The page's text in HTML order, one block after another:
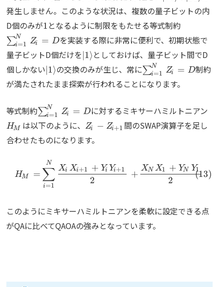
発生しません。このような状況は、複数の量子ビットの内
D個のみが1
1 となるように制限をもたせる等式制約
∑i=1
N Zi = Dを実装する際に非常に便利で、初期状態で
量子ビットD個だけを\ket{1}
1⟩としておけば、量子ビット間でD
個しかない\ket{1}
1⟩の交換のみが生じ、常に∑i=1
N Zi = D制約
が満たされたまま探索が行われることになります。
等式制約\sum_{i=1}^NZ_i=D
∑i=1
N Zi = Dに対するミキサーハミルトニアン
HM は以下のように、 Z_i-
Z_{i+1}
Zi − Zi+1 間のSWAP演算子を足し
合わせたものになります。
\begin{align} H_M =
HM =
i=1
∑
N
2
Xi Xi+1 + Yi Yi+1 +
2
XN X1 + YN Y1
このようにミキサーハミルトニアンを柔軟に設定できる点
がQAに比べてQAOAの強みとなっています。